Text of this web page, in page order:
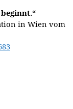
in Wien vom